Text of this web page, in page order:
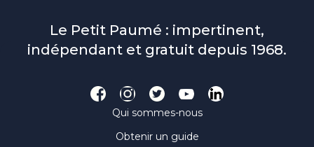
Le Petit Paumé : impertinent,
indépendant et gratuit depuis 1968.
Qui sommes-nous
Obtenir un guide